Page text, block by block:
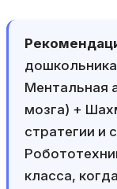
Ментальная
мозга) +
стратегии и
класса,